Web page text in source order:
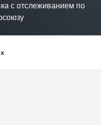
с отслеживанием по